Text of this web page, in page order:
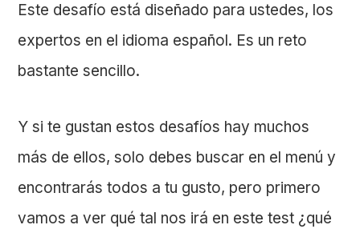
Este desafío está diseñado para ustedes, los
expertos en el idioma español. Es un reto
bastante sencillo.
Y si te gustan estos desafíos hay muchos
más de ellos, solo debes buscar en el menú y
encontrarás todos a tu gusto, pero primero
vamos a ver qué tal nos irá en este test ¿qué